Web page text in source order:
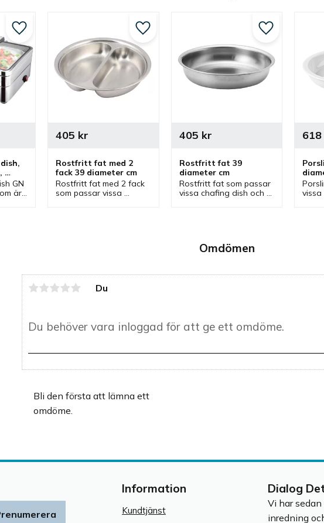
Omdömen
Du
Bli den första att lämna ett
omdöme.
GN
är
Lägg till i favoriter
Rostfritt fat med 2
fack 39 diameter cm
Rostfritt fat med 2 fack
som passar vissa
405 kr
Lägg till i favoriter
Rostfritt fat 39
diameter cm
Rostfritt fat som passar
vissa chafing dish och
405 kr
Lägg till i
vissa
618
Information
Kundtjänst
Dialog
Vi har
inredning